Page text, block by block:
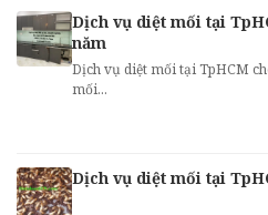
Dịch vụ diệt mối tại
năm
Dịch vụ diệt mối tại TpHCM
mối...
Dịch vụ diệt mối tại